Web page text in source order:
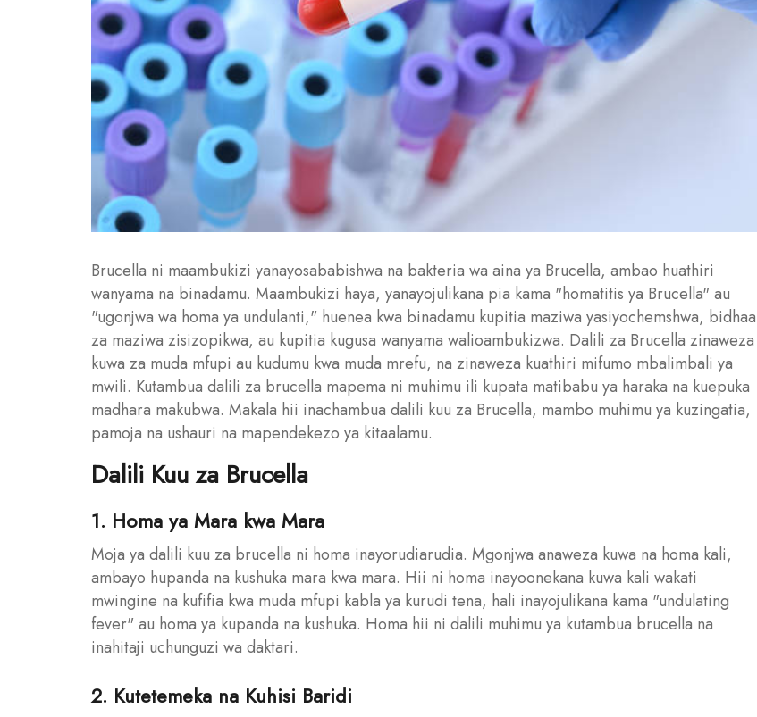
Brucella ni maambukizi yanayosababishwa na bakteria wa aina ya Brucella, ambao huathiri
wanyama na binadamu. Maambukizi haya, yanayojulikana pia kama "homatitis ya Brucella" au
"ugonjwa wa homa ya undulanti," huenea kwa binadamu kupitia maziwa yasiyochemshwa, bidhaa
za maziwa zisizopikwa, au kupitia kugusa wanyama walioambukizwa. Dalili za Brucella zinaweza
kuwa za muda mfupi au kudumu kwa muda mrefu, na zinaweza kuathiri mifumo mbalimbali ya
mwili. Kutambua dalili za brucella mapema ni muhimu ili kupata matibabu ya haraka na kuepuka
madhara makubwa. Makala hii inachambua dalili kuu za Brucella, mambo muhimu ya kuzingatia,
pamoja na ushauri na mapendekezo ya kitaalamu.
Dalili Kuu za Brucella
1. Homa ya Mara kwa Mara
Moja ya dalili kuu za brucella ni homa inayorudiarudia. Mgonjwa anaweza kuwa na homa kali,
ambayo hupanda na kushuka mara kwa mara. Hii ni homa inayoonekana kuwa kali wakati
mwingine na kufifia kwa muda mfupi kabla ya kurudi tena, hali inayojulikana kama "undulating
fever" au homa ya kupanda na kushuka. Homa hii ni dalili muhimu ya kutambua brucella na
inahitaji uchunguzi wa daktari.
2. Kutetemeka na Kuhisi Baridi